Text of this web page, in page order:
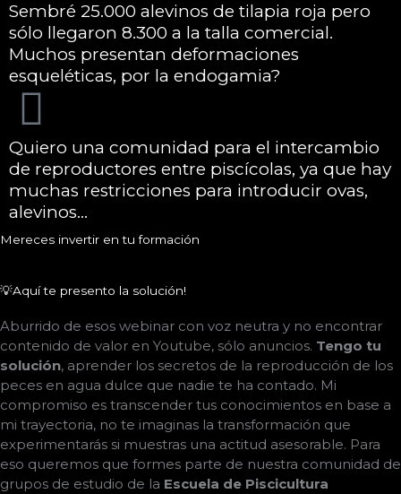
Sembré 25.000 alevinos de tilapia roja pero
sólo llegaron 8.300 a la talla comercial.
Muchos presentan deformaciones
esqueléticas, por la endogamia?
Quiero una comunidad para el intercambio
de reproductores entre piscícolas, ya que hay
muchas restricciones para introducir ovas,
alevinos...
Mereces invertir en tu formación
💡Aquí te presento la solución!
Aburrido de esos webinar con voz neutra y no encontrar
contenido de valor en Youtube, sólo anuncios. Tengo tu
solución, aprender los secretos de la reproducción de los
peces en agua dulce que nadie te ha contado. Mi
compromiso es transcender tus conocimientos en base a
mi trayectoria, no te imaginas la transformación que
experimentarás si muestras una actitud asesorable. Para
eso queremos que formes parte de nuestra comunidad de
grupos de estudio de la Escuela de Piscicultura